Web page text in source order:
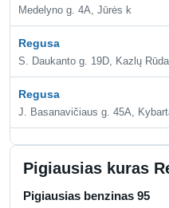
Medelyno g. 4A, Jūrės k
Regusa
S. Daukanto g. 19D, Kazlų Rūda
Regusa
J. Basanavičiaus g. 45A,
Pigiausias kuras
Pigiausias benzinas 95